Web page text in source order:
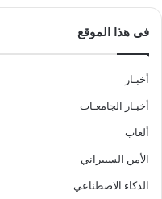
فى هذا الموقع
أخبـار
أخبـار الجامعـات
ألعاب
الأمن السيبراني
الذكاء الاصطناعي